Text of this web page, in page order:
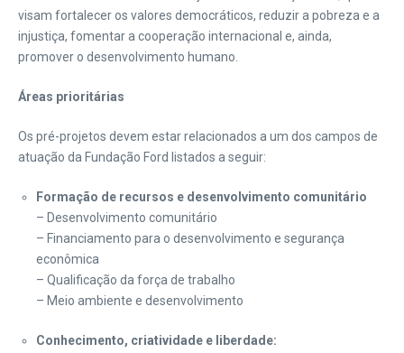
visam fortalecer os valores democráticos, reduzir a pobreza e a
injustiça, fomentar a cooperação internacional e, ainda,
promover o desenvolvimento humano.
Áreas prioritárias
Os pré-projetos devem estar relacionados a um dos campos de
atuação da Fundação Ford listados a seguir:
Formação de recursos e desenvolvimento comunitário
– Desenvolvimento comunitário
– Financiamento para o desenvolvimento e segurança
econômica
– Qualificação da força de trabalho
– Meio ambiente e desenvolvimento
Conhecimento, criatividade e liberdade: